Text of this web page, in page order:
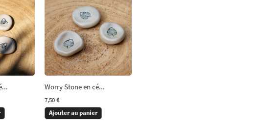
Worry Stone en cé...
7,50 €
Ajouter au panier